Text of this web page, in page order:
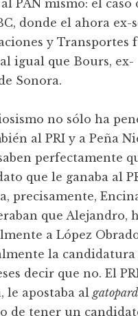
PAN mismo: el caso
donde el ahora ex-
y Transportes
igual que Bours, ex-
Sonora.
no sólo ha
al PRI y a Peña
perfectamente
que le ganaba al
precisamente,
que Alejandro,
a López
la candidatura
decir que no. El
le apostaba al
de tener un